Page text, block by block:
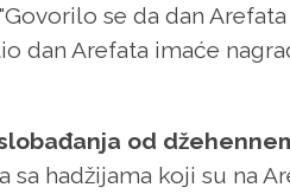
se da dan
dan Arefata imaće
od
hadžijama koji su na